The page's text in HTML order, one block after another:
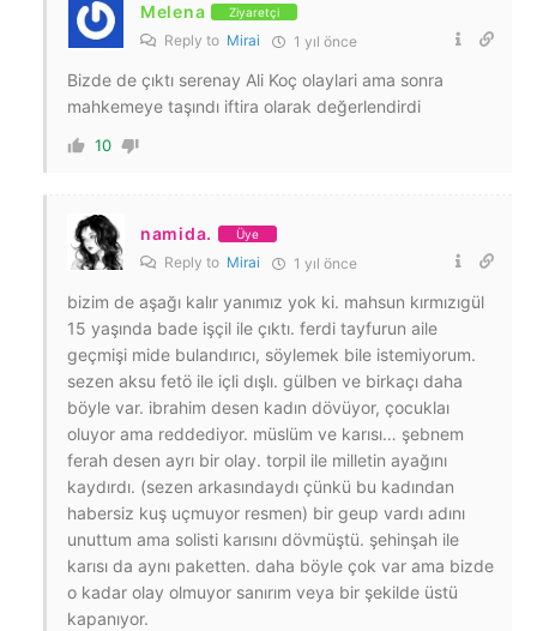
Melena Ziyaretçi
Reply to Mirai 1 yıl önce
Bizde de çıktı serenay Ali Koç olaylari ama sonra
mahkemeye taşındı iftira olarak değerlendirdi
10
namida. Üye
Reply to Mirai 1 yıl önce
bizim de aşağı kalır yanımız yok ki. mahsun kırmızıgül
15 yaşında bade işçil ile çıktı. ferdi tayfurun aile
geçmişi mide bulandırıcı, söylemek bile istemiyorum.
sezen aksu fetö ile içli dışlı. gülben ve birkaçı daha
böyle var. ibrahim desen kadın dövüyor, çocuklaı
oluyor ama reddediyor. müslüm ve karısı… şebnem
ferah desen ayrı bir olay. torpil ile milletin ayağını
kaydırdı. (sezen arkasındaydı çünkü bu kadından
habersiz kuş uçmuyor resmen) bir geup vardı adını
unuttum ama solisti karısını dövmüştü. şehinşah ile
karısı da aynı paketten. daha böyle çok var ama bizde
o kadar olay olmuyor sanırım veya bir şekilde üstü
kapanıyor.